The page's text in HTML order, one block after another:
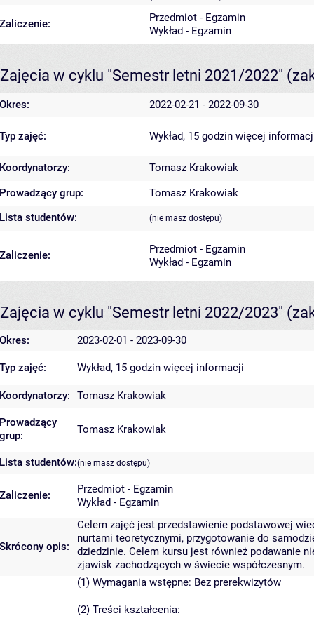
Zaliczenie:
Przedmiot - Egzamin
Wykład - Egzamin
Zajęcia w cyklu "Semestr letni 2021/2022"
Okres: 2022-02-21 - 2022-09-30
Typ zajęć: Wykład, 15 godzin więcej
Koordynatorzy:
Tomasz Krakowiak
Prowadzący grup:
Tomasz Krakowiak
Lista studentów:
(nie masz dostępu)
Zaliczenie:
Przedmiot - Egzamin
Wykład - Egzamin
Zajęcia w cyklu "Semestr letni 2022/2023"
Okres: 2023-02-01 - 2023-09-30
Typ zajęć: Wykład, 15 godzin więcej informacji
Koordynatorzy: Tomasz Krakowiak
Prowadzący
grup:
Tomasz Krakowiak
Lista studentów:(nie masz dostępu)
Zaliczenie:
Przedmiot - Egzamin
Wykład - Egzamin
Skrócony opis:
Celem zajęć jest przedstawienie podstawowej
nurtami teoretycznymi, przygotowanie do
dziedzinie. Celem kursu jest również podawanie
zjawisk zachodzących w świecie współczesnym.
(1) Wymagania wstępne: Bez prerekwizytów
(2) Treści kształcenia: